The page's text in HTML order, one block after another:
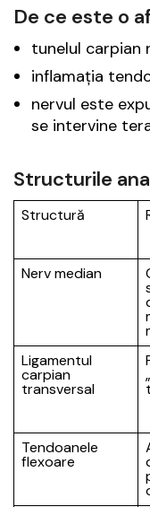
De ce este o
tunelul carpian
inflamația
nervul este
se intervine
Structurile
Structură
Nerv median
Ligamentul
carpian
transversal
Tendoanele
flexoare